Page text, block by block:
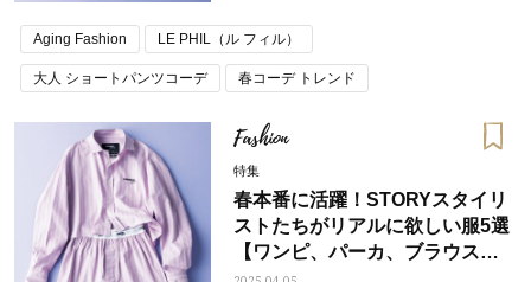
Aging Fashion LE PHIL（ル フィル）
大人 ショートパンツコーデ 春コーデ トレンド
Fashion
特集
春本番に活躍！STORYスタイリ
ストたちがリアルに欲しい服5選
【ワンピ、パーカ、ブラウス